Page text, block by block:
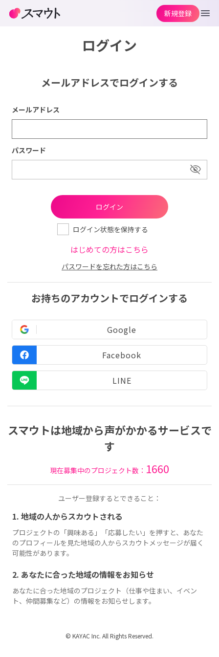
ログイン
メールアドレスでログインする
メールアドレス
パスワード
ログイン状態を保持する
はじめての方はこちら
パスワードを忘れた方はこちら
お持ちのアカウントでログインする
Google
Facebook
LINE
スマウトは地域から声がかかるサービスで
す
現在募集中のプロジェクト数： 1660
ユーザー登録するとできること：
1. 地域の人からスカウトされる
プロジェクトの「興味ある」「応募したい」を押すと、あなた
のプロフィールを見た地域の人からスカウトメッセージが届く
可能性があります。
2. あなたに合った地域の情報をお知らせ
あなたに合った地域のプロジェクト（仕事や住まい、イベン
ト、仲間募集など）の情報をお知らせします。
新規登録
© KAYAC Inc. All Rights Reserved.